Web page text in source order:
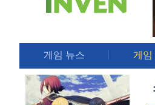
게임 뉴스 게임